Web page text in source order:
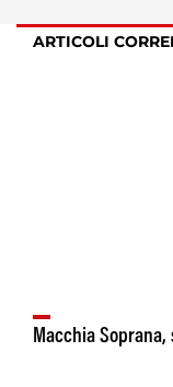
ARTICOLI
Macchia